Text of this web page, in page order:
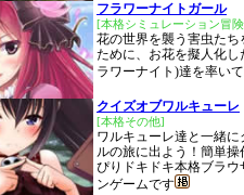
フラワーナイトガール
[本格シミュレーション冒
花の世界を襲う害虫たち
ために、お花を擬人化し
ラワーナイト)達を率い
クイズオブワルキューレ
[本格その他]
ワルキューレ達と一緒に
ルの旅に出よう！簡単操
ぴりドキドキ本格ブラウ
ンゲームです